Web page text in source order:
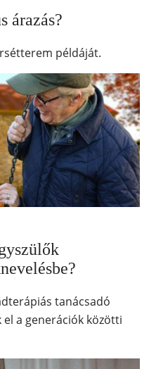
árazás?
példáját.
tanácsadó
a generációk közötti